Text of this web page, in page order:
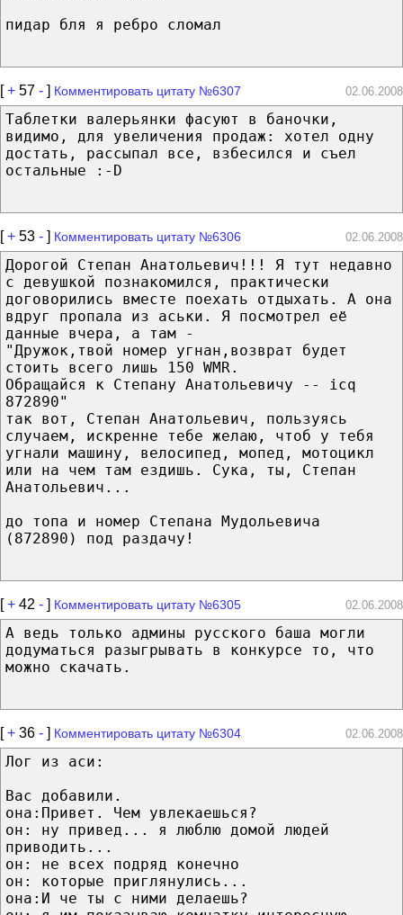
пидар бля я ребро сломал
[+ 57 - ] Комментировать цитату №6307 02.06.2008
Таблетки валерьянки фасуют в баночки,
видимо, для увеличения продаж: хотел одну
достать, рассыпал все, взбесился и съел
остальные :-D
[+ 53 - ] Комментировать цитату №6306 02.06.2008
Дорогой Степан Анатольевич!!! Я тут недавно
с девушкой познакомился, практически
договорились вместе поехать отдыхать. А она
вдруг пропала из аськи. Я посмотрел её
данные вчера, а там -
"Дружок,твой номер угнан,возврат будет
стоить всего лишь 150 WMR.
Обращайся к Степану Анатольевичу -- icq
872890"
так вот, Степан Анатольевич, пользуясь
случаем, искренне тебе желаю, чтоб у тебя
угнали машину, велосипед, мопед, мотоцикл
или на чем там ездишь. Сука, ты, Степан
Анатольевич...
до топа и номер Степана Мудольевича
(872890) под раздачу!
[+ 42 - ] Комментировать цитату №6305 02.06.2008
А ведь только админы русского баша могли
додуматься разыгрывать в конкурсе то, что
можно скачать.
[+ 36 - ] Комментировать цитату №6304 02.06.2008
Лог из аси:
Вас добавили.
она:Привет. Чем увлекаешься?
он: ну привед... я люблю домой людей
приводить...
он: не всех подряд конечно
он: которые приглянулись...
она:И че ты с ними делаешь?